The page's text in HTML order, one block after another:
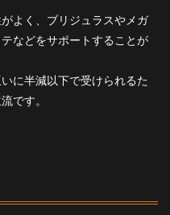
よく、ブリジュラスやメガ
などをサポートすることが
に半減以下で受けられるた
です。